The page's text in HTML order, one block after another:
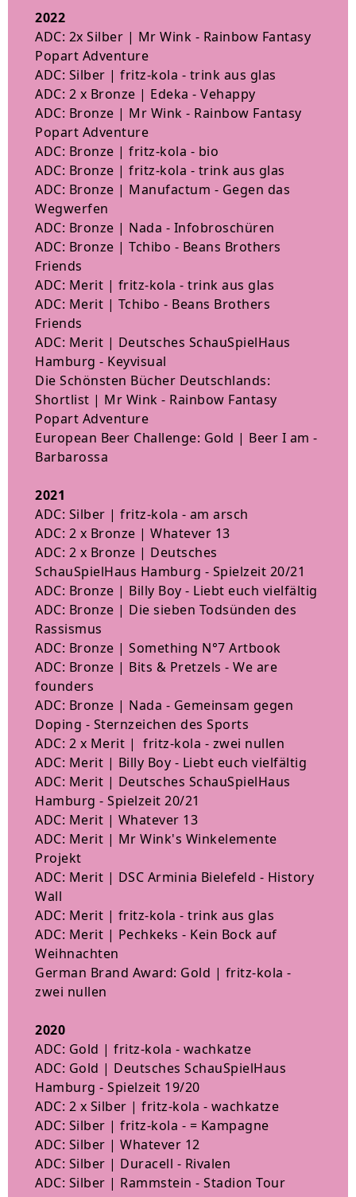
2022
ADC: 2x Silber | Mr Wink - Rainbow Fantasy
Popart Adventure
ADC: Silber | fritz-kola - trink aus glas
ADC: 2 x Bronze | Edeka - Vehappy
ADC: Bronze | Mr Wink - Rainbow Fantasy
Popart Adventure
ADC: Bronze | fritz-kola - bio
ADC: Bronze | fritz-kola - trink aus glas
ADC: Bronze | Manufactum - Gegen das
Wegwerfen
ADC: Bronze | Nada - Infobroschüren
ADC: Bronze | Tchibo - Beans Brothers
Friends
ADC: Merit | fritz-kola - trink aus glas
ADC: Merit | Tchibo - Beans Brothers
Friends
ADC: Merit | Deutsches SchauSpielHaus
Hamburg - Keyvisual
Die Schönsten Bücher Deutschlands:
Shortlist | Mr Wink - Rainbow Fantasy
Popart Adventure
European Beer Challenge: Gold | Beer I am -
Barbarossa
2021
ADC: Silber | fritz-kola - am arsch
ADC: 2 x Bronze | Whatever 13
ADC: 2 x Bronze | Deutsches
SchauSpielHaus Hamburg - Spielzeit 20/21
ADC: Bronze | Billy Boy - Liebt euch vielfältig
ADC: Bronze | Die sieben Todsünden des
Rassismus
ADC: Bronze | Something N°7 Artbook
ADC: Bronze | Bits & Pretzels - We are
founders
ADC: Bronze | Nada - Gemeinsam gegen
Doping - Sternzeichen des Sports
ADC: 2 x Merit | fritz-kola - zwei nullen
ADC: Merit | Billy Boy - Liebt euch vielfältig
ADC: Merit | Deutsches SchauSpielHaus
Hamburg - Spielzeit 20/21
ADC: Merit | Whatever 13
ADC: Merit | Mr Wink's Winkelemente
Projekt
ADC: Merit | DSC Arminia Bielefeld - History
Wall
ADC: Merit | fritz-kola - trink aus glas
ADC: Merit | Pechkeks - Kein Bock auf
Weihnachten
German Brand Award: Gold | fritz-kola -
zwei nullen
2020
ADC: Gold | fritz-kola - wachkatze
ADC: Gold | Deutsches SchauSpielHaus
Hamburg - Spielzeit 19/20
ADC: 2 x Silber | fritz-kola - wachkatze
ADC: Silber | fritz-kola - = Kampagne
ADC: Silber | Whatever 12
ADC: Silber | Duracell - Rivalen
ADC: Silber | Rammstein - Stadion Tour